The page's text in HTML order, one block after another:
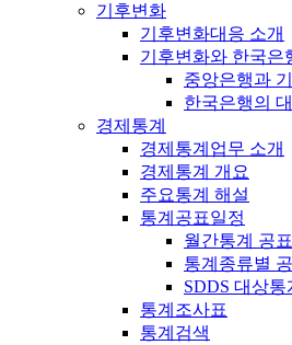
기후변화
기후변화대응 소개
기후변화와 한국은
중앙은행과
한국은행의
경제통계
경제통계업무 소개
경제통계 개요
주요통계 해설
통계공표일정
월간통계 공
통계종류별
SDDS 대상통
통계조사표
통계검색